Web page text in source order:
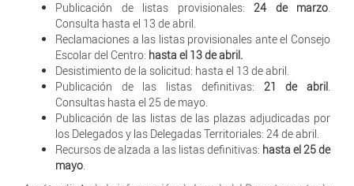
Publicación de listas provisionales: 24 de marzo.
Consulta hasta el 13 de abril.
Reclamaciones a las listas provisionales ante el Consejo
Escolar del Centro: hasta el 13 de abril.
Desistimiento de la solicitud: hasta el 13 de abril.
Publicación de las listas definitivas: 21 de abril.
Consultas hasta el 25 de mayo.
Publicación de las listas de las plazas adjudicadas por
los Delegados y las Delegadas Territoriales: 24 de abril.
Recursos de alzada a las listas definitivas: hasta el 25 de
mayo.